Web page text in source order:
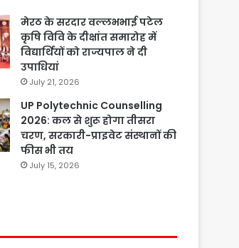
मेरठ के सरदार वल्लभभाई पटेल
कृषि विवि के दीक्षांत समारोह में
विद्यार्थियों को राज्यपाल ने दी
उपाधियां
July 21, 2026
UP Polytechnic Counselling
2026: कल से शुरू होगा तीसरा
चरण, सरकारी-प्राइवेट संस्थानों की
फीस भी तय
July 15, 2026